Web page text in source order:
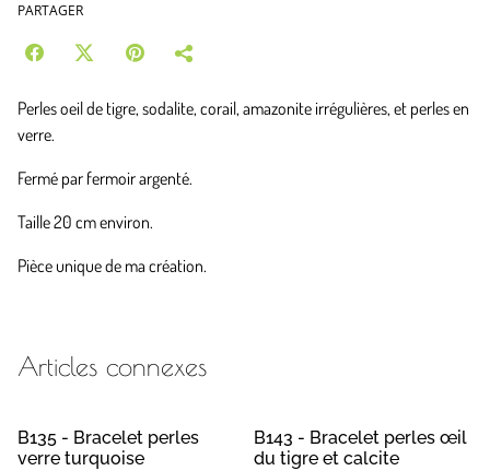
PARTAGER
Perles oeil de tigre, sodalite, corail, amazonite irrégulières, et perles en
verre.
Fermé par fermoir argenté.
Taille 20 cm environ.
Pièce unique de ma création.
Articles connexes
B135 - Bracelet perles
verre turquoise
B143 - Bracelet perles œil
du tigre et calcite